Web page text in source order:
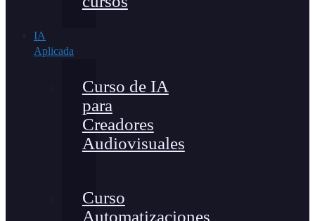
IA
Aplicada
Curso de IA
para
Creadores
Audiovisuales
Curso
Automatizaciones